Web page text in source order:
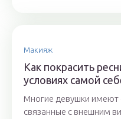
Макияж
Как покрасить
условиях самой
Многие девушки
связанные с внешним